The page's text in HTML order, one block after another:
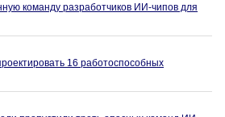
команду разработчиков ИИ-чипов для
16 работоспособных